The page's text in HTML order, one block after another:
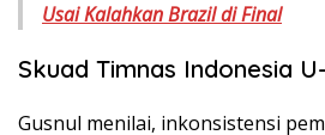
Usai Kalahkan Brazil di Final
Skuad Timnas Indonesia
Gusnul menilai, inkonsistensi